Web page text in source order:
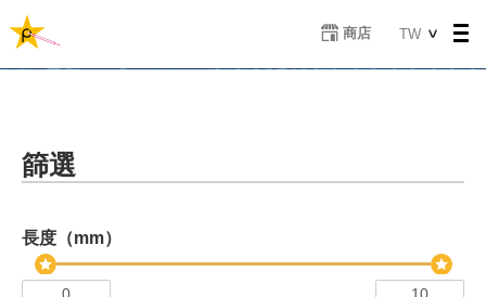
至
商店
Select
TW
篩選
長度（mm）